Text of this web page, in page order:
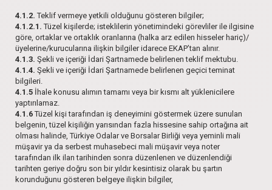
4.1.2. Teklif vermeye yetkili olduğunu gösteren bilgiler;
4.1.2.1. Tüzel kişilerde; isteklilerin yönetimindeki görevliler ile ilgisine
göre, ortaklar ve ortaklık oranlarına (halka arz edilen hisseler hariç)/
üyelerine/kurucularına ilişkin bilgiler idarece EKAP’tan alınır.
4.1.3. Şekli ve içeriği İdari Şartnamede belirlenen teklif mektubu.
4.1.4. Şekli ve içeriği İdari Şartnamede belirlenen geçici teminat
bilgileri.
4.1.5 İhale konusu alımın tamamı veya bir kısmı alt yüklenicilere
yaptırılamaz.
4.1.6Tüzel kişi tarafından iş deneyimini göstermek üzere sunulan
belgenin, tüzel kişiliğin yarısından fazla hissesine sahip ortağına ait
olması halinde, Türkiye Odalar ve Borsalar Birliği veya yeminli mali
müşavir ya da serbest muhasebeci mali müşavir veya noter
tarafından ilk ilan tarihinden sonra düzenlenen ve düzenlendiği
tarihten geriye doğru son bir yıldır kesintisiz olarak bu şartın
korunduğunu gösteren belgeye ilişkin bilgiler,